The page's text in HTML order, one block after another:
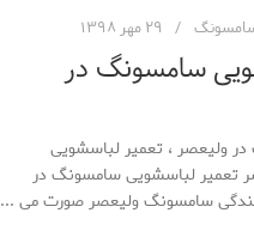
۲۹ مهر ۱۳۹۸
سامسونگ در
ولیعصر ، تعمیر لباسشویی
تعمیر لباسشویی سامسونگ در
سامسونگ ولیعصر صورت می ...